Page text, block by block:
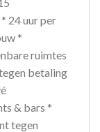
24 uur per
*
ruimtes
betaling
& bars *
tegen